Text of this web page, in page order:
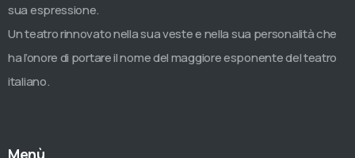
sua espressione.
Un teatro rinnovato nella sua veste e nella sua personalità che
ha l’onore di portare il nome del maggiore esponente del teatro
italiano.